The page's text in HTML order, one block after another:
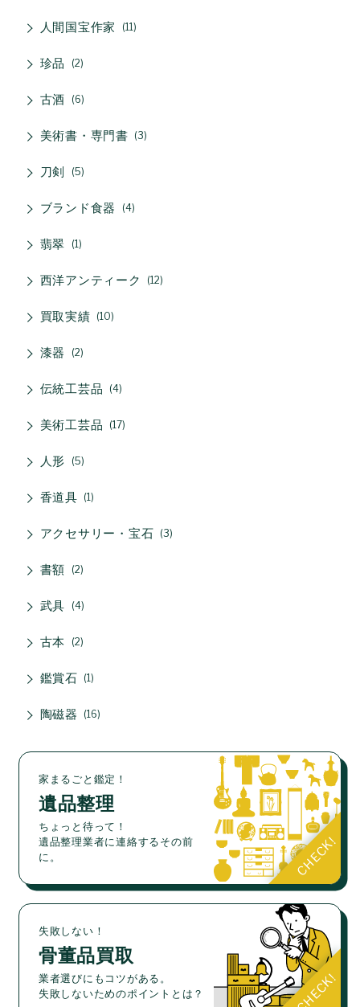
人間国宝作家 11
珍品 2
古酒 6
美術書・専門書 3
刀剣 5
ブランド食器 4
翡翠 1
西洋アンティーク 12
買取実績 10
漆器 2
伝統工芸品 4
美術工芸品 17
人形 5
香道具 1
アクセサリー・宝石 3
書額 2
武具 4
古本 2
鑑賞石 1
陶磁器 16
家まるごと鑑定！
遺品整理
ちょっと待って！
遺品整理業者に連絡するその前
に。
失敗しない！
骨董品買取
業者選びにもコツがある。
失敗しないためのポイントとは？